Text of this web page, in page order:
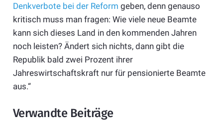
Denkverbote bei der Reform geben, denn genauso
kritisch muss man fragen: Wie viele neue Beamte
kann sich dieses Land in den kommenden Jahren
noch leisten? Ändert sich nichts, dann gibt die
Republik bald zwei Prozent ihrer
Jahreswirtschaftskraft nur für pensionierte Beamte
aus.“
Verwandte Beiträge